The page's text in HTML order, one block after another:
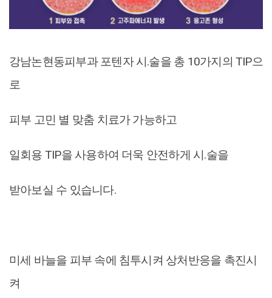
강남논현동피부과 포텐자 시.술을 총 10가지의 TIP으
로
피부 고민 별 맞춤 치료가 가능하고
일회용 TIP을 사용하여 더욱 안전하게 시.술을
받아보실 수 있습니다.
미세 바늘을 피부 속에 침투시켜 상처반응을 촉진시
켜